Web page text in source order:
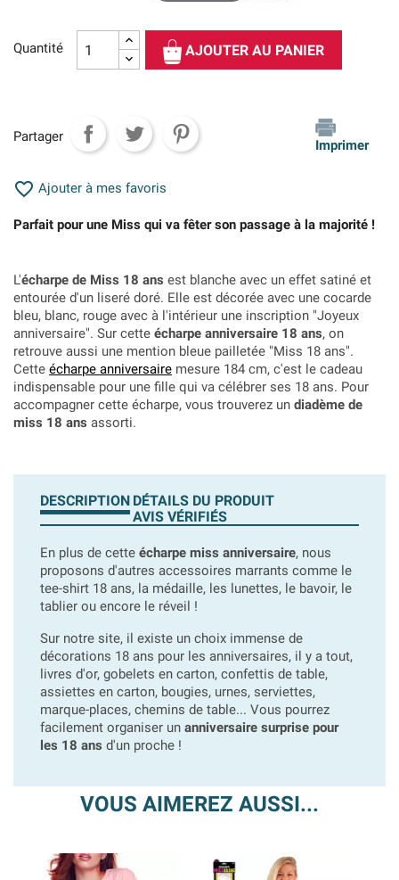
Quantité AJOUTER AU PANIER
Partager
Imprimer
 Ajouter à mes favoris
Parfait pour une Miss qui va fêter son passage à la majorité !
L'écharpe de Miss 18 ans est blanche avec un effet satiné et
entourée d'un liseré doré. Elle est décorée avec une cocarde
bleu, blanc, rouge avec à l'intérieur une inscription "Joyeux
anniversaire". Sur cette écharpe anniversaire 18 ans, on
retrouve aussi une mention bleue pailletée "Miss 18 ans".
Cette écharpe anniversaire mesure 184 cm, c'est le cadeau
indispensable pour une fille qui va célébrer ses 18 ans. Pour
accompagner cette écharpe, vous trouverez un diadème de
miss 18 ans assorti.
DESCRIPTION DÉTAILS DU PRODUIT
AVIS VÉRIFIÉS
En plus de cette écharpe miss anniversaire, nous
proposons d'autres accessoires marrants comme le
tee-shirt 18 ans, la médaille, les lunettes, le bavoir, le
tablier ou encore le réveil !
Sur notre site, il existe un choix immense de
décorations 18 ans pour les anniversaires, il y a tout,
livres d'or, gobelets en carton, confettis de table,
assiettes en carton, bougies, urnes, serviettes,
marque-places, chemins de table... Vous pourrez
facilement organiser un anniversaire surprise pour
les 18 ans d'un proche !
VOUS AIMEREZ AUSSI...